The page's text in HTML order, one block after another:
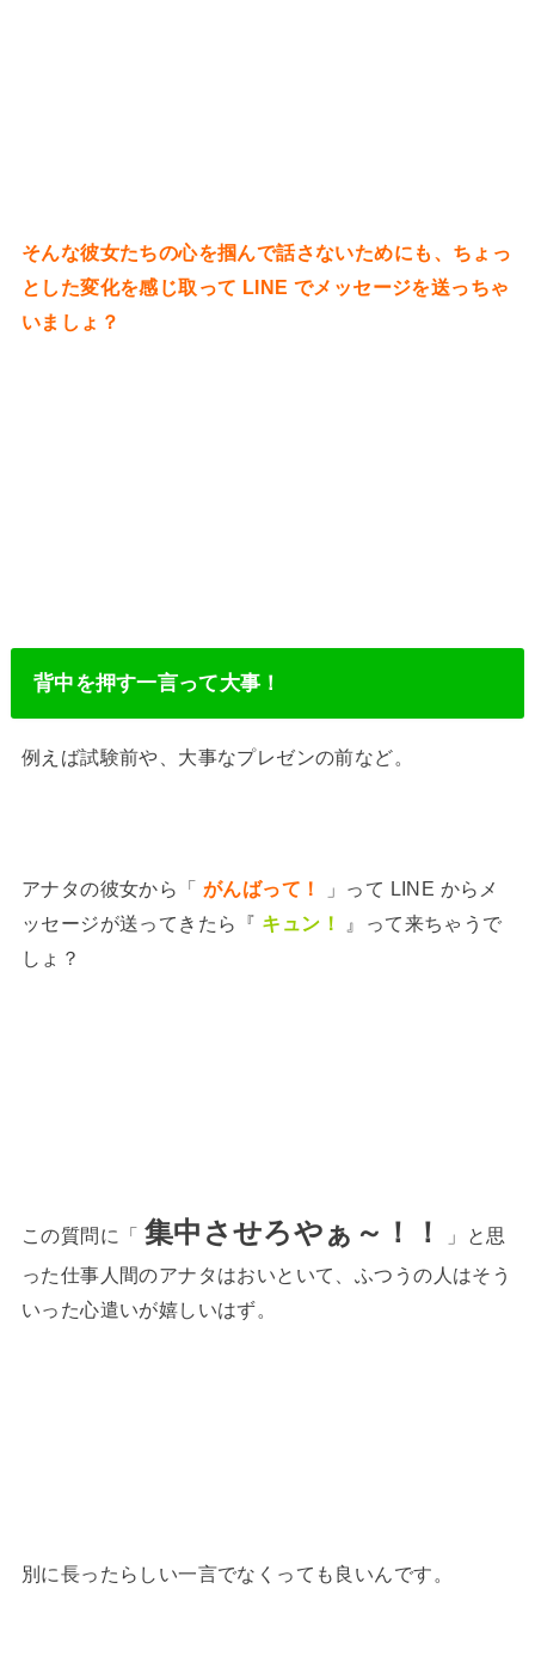
そんな彼女たちの心を掴んで話さないためにも、ちょっ
とした変化を感じ取って LINE でメッセージを送っちゃ
いましょ？
背中を押す一言って大事！
例えば試験前や、大事なプレゼンの前など。
アナタの彼女から「 がんばって！
」って LINE からメ
ッセージが送ってきたら『 キュン！
』って来ちゃうで
しょ？
この質問に「 集中させろやぁ～！！
」と思
った仕事人間のアナタはおいといて、ふつうの人はそう
いった心遣いが嬉しいはず。
別に長ったらしい一言でなくっても良いんです。